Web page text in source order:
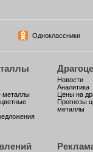
Одноклассники
металлы
Новости
Аналитика
Цены на
Прогнозы
металлы